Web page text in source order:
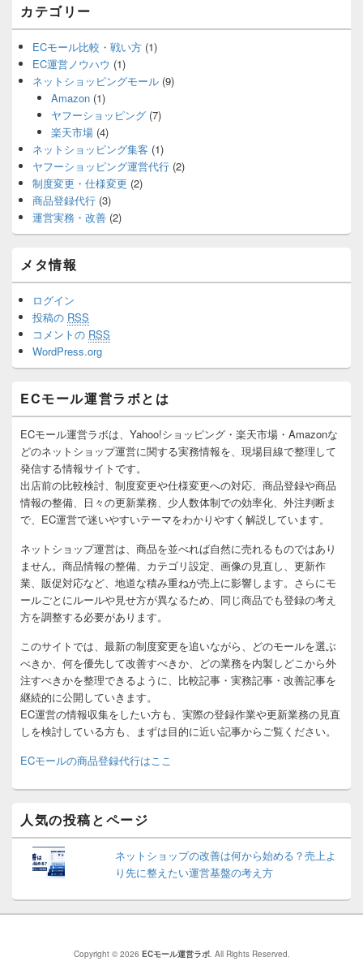
カテゴリー
ECモール比較・戦い方 (1)
EC運営ノウハウ (1)
ネットショッピングモール (9)
Amazon(1)
ヤフーショッピング(7)
楽天市場(4)
ネットショッピング集客 (1)
ヤフーショッピング運営代行 (2)
制度変更・仕様変更 (2)
商品登録代行 (3)
運営実務・改善 (2)
メタ情報
ログイン
投稿の RSS
コメントの RSS
WordPress.org
ECモール運営ラボとは
ECモール運営ラボは、Yahoo!ショッピング・楽天市場・Amazonな
どのネットショップ運営に関する実務情報を、現場目線で整理して
発信する情報サイトです。
出店前の比較検討、制度変更や仕様変更への対応、商品登録や商品
情報の整備、日々の更新業務、少人数体制での効率化、外注判断ま
で、EC運営で迷いやすいテーマをわかりやすく解説しています。
ネットショップ運営は、商品を並べれば自然に売れるものではあり
ません。商品情報の整備、カテゴリ設定、画像の見直し、更新作
業、販促対応など、地道な積み重ねが売上に影響します。さらにモ
ールごとにルールや見せ方が異なるため、同じ商品でも登録の考え
方を調整する必要があります。
このサイトでは、最新の制度変更を追いながら、どのモールを選ぶ
べきか、何を優先して改善すべきか、どの業務を内製しどこから外
注すべきかを整理できるように、比較記事・実務記事・改善記事を
継続的に公開していきます。
EC運営の情報収集をしたい方も、実際の登録作業や更新業務の見直
しを検討している方も、まずは目的に近い記事からご覧ください。
ECモールの商品登録代行はここ
人気の投稿とページ
ネットショップの改善は何から始める？売上よ
り先に整えたい運営基盤の考え方
Copyright © 2026 ECモール運営ラボ. All Rights Reserved.